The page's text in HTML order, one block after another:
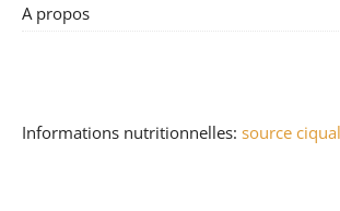
A propos
Informations nutritionnelles: source ciqual